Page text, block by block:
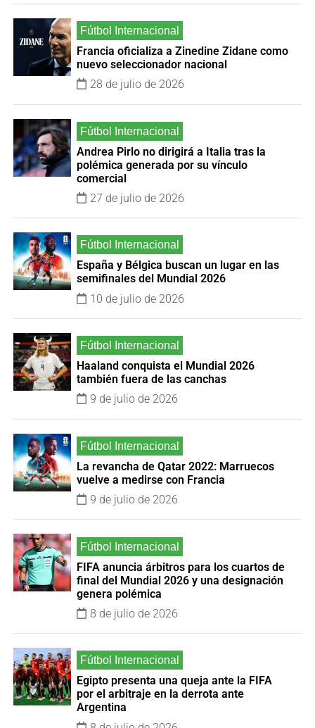
Francia oficializa a Zinedine Zidane como
nuevo seleccionador nacional
28 de julio de 2026
Andrea Pirlo no dirigirá a Italia tras la
polémica generada por su vínculo
comercial
27 de julio de 2026
España y Bélgica buscan un lugar en las
semifinales del Mundial 2026
10 de julio de 2026
Haaland conquista el Mundial 2026
también fuera de las canchas
9 de julio de 2026
La revancha de Qatar 2022: Marruecos
vuelve a medirse con Francia
9 de julio de 2026
FIFA anuncia árbitros para los cuartos de
final del Mundial 2026 y una designación
genera polémica
8 de julio de 2026
Egipto presenta una queja ante la FIFA
por el arbitraje en la derrota ante
Argentina